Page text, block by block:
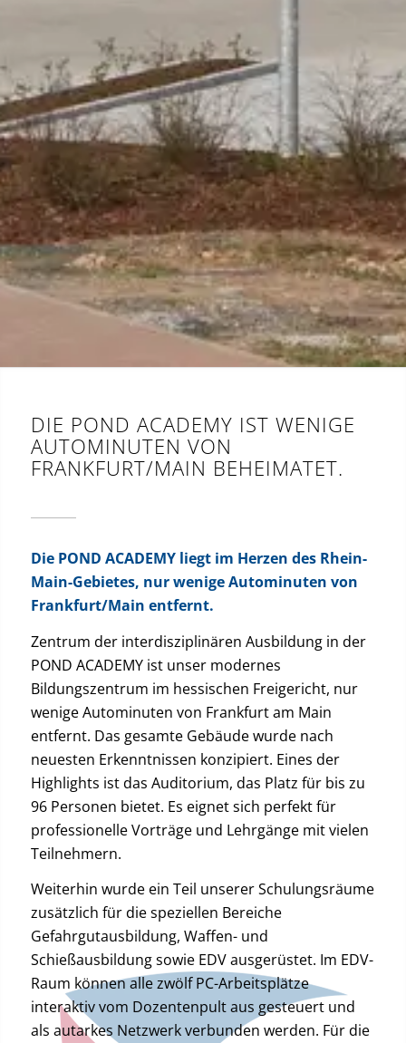
DIE POND ACADEMY IST WENIGE
AUTOMINUTEN VON
FRANKFURT/MAIN BEHEIMATET.
Die POND ACADEMY liegt im Herzen des Rhein-
Main-Gebietes, nur wenige Autominuten von
Frankfurt/Main entfernt.
Zentrum der interdisziplinären Ausbildung in der
POND ACADEMY ist unser modernes
Bildungszentrum im hessischen Freigericht, nur
wenige Autominuten von Frankfurt am Main
entfernt. Das gesamte Gebäude wurde nach
neuesten Erkenntnissen konzipiert. Eines der
Highlights ist das Auditorium, das Platz für bis zu
96 Personen bietet. Es eignet sich perfekt für
professionelle Vorträge und Lehrgänge mit vielen
Teilnehmern.
Weiterhin wurde ein Teil unserer Schulungsräume
zusätzlich für die speziellen Bereiche
Gefahrgutausbildung, Waffen- und
Schießausbildung sowie EDV ausgerüstet. Im EDV-
Raum können alle zwölf PC-Arbeitsplätze
interaktiv vom Dozentenpult aus gesteuert und
als autarkes Netzwerk verbunden werden. Für die